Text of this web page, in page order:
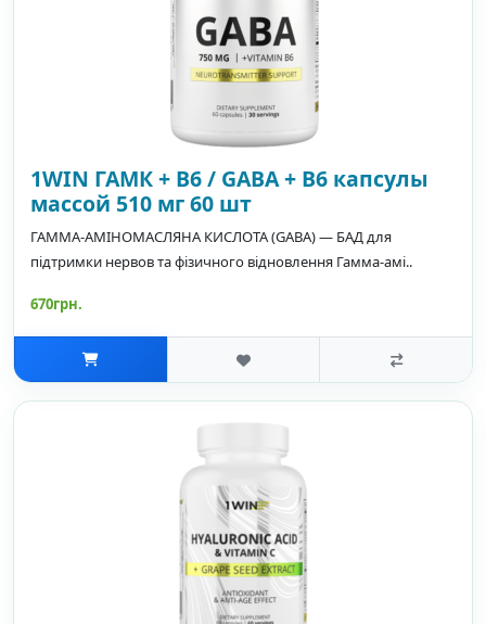
1WIN ГАМК + B6 / GABA + B6 капсулы
массой 510 мг 60 шт
ГАММА-АМІНОМАСЛЯНА КИСЛОТА (GABA) — БАД для
підтримки нервов та фізичного відновлення Гамма-амі..
670грн.